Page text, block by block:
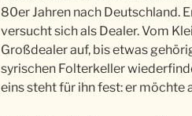
80er Jahren nach Deutschland.
versucht sich als Dealer. Vom
Großdealer auf, bis etwas
syrischen Folterkeller
eins steht für ihn fest: er möchte